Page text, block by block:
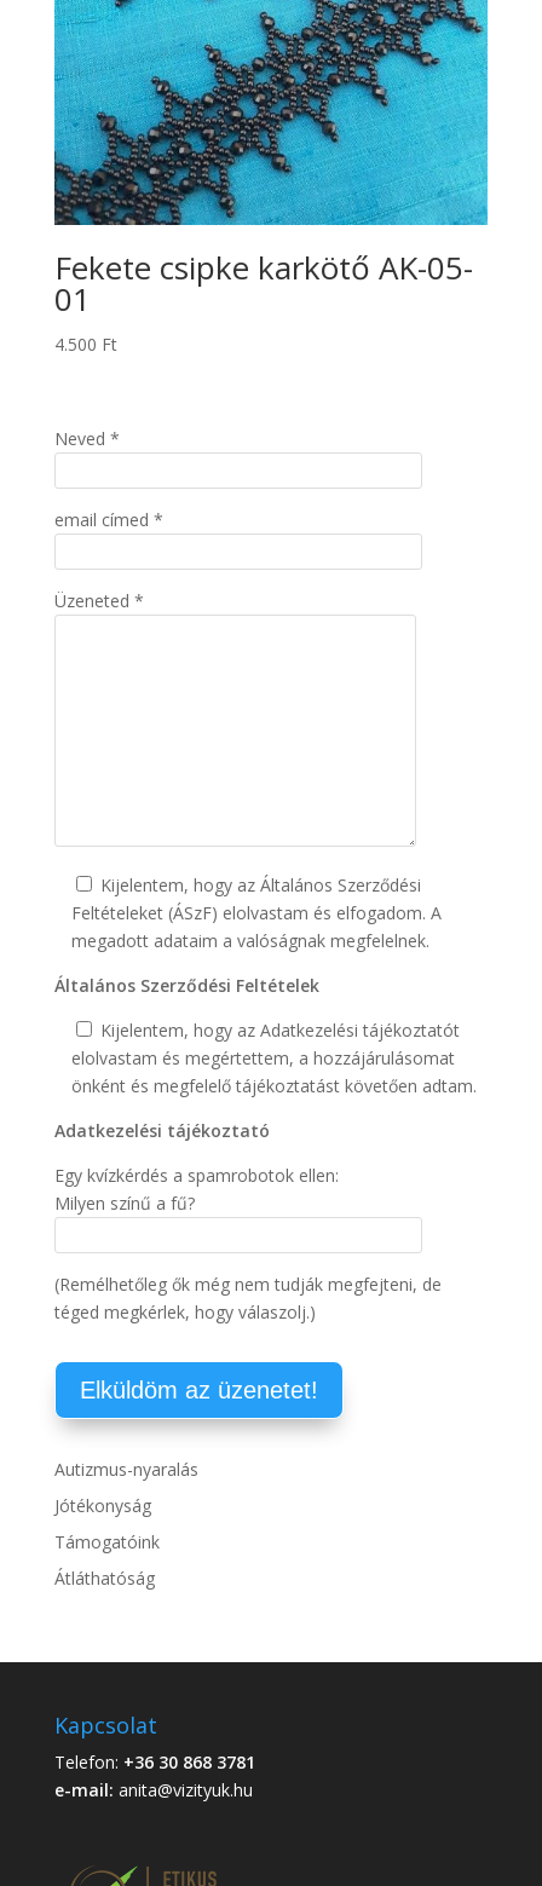
Fekete csipke karkötő AK-05-
01
4.500 Ft
Neved *
email címed *
Üzeneted *
Kijelentem, hogy az Általános Szerződési
Feltételeket (ÁSzF) elolvastam és elfogadom. A
megadott adataim a valóságnak megfelelnek.
Általános Szerződési Feltételek
Kijelentem, hogy az Adatkezelési tájékoztatót
elolvastam és megértettem, a hozzájárulásomat
önként és megfelelő tájékoztatást követően adtam.
Adatkezelési tájékoztató
Egy kvízkérdés a spamrobotok ellen:
Milyen színű a fű?
(Remélhetőleg ők még nem tudják megfejteni, de
téged megkérlek, hogy válaszolj.)
Autizmus-nyaralás
Jótékonyság
Támogatóink
Átláthatóság
Kapcsolat
Telefon: +36 30 868 3781
e-mail: anita@vizityuk.hu